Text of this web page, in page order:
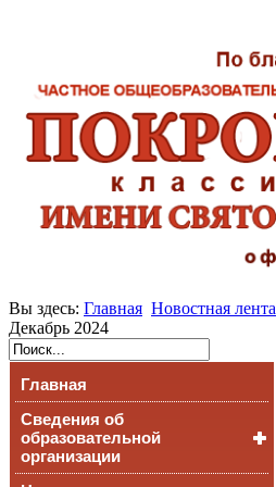
Вы здесь: Главная Новостная лента
Декабрь 2024
Главная
Сведения об
образовательной
организации